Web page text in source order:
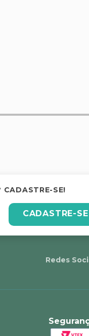
CADASTRE-SE!
CADASTRE-SE
Redes